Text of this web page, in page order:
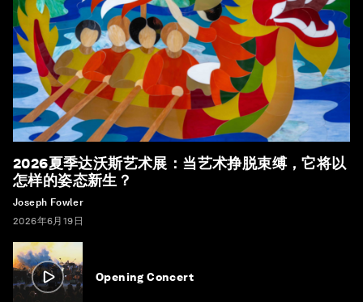
2026夏季达沃斯艺术展：当艺术挣脱束缚，它将以
怎样的姿态新生？
Joseph Fowler
2026年6月19日
Opening Concert